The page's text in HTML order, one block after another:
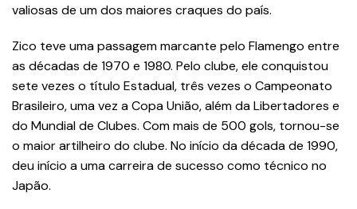
valiosas de um dos maiores craques do país.
Zico teve uma passagem marcante pelo Flamengo entre
as décadas de 1970 e 1980. Pelo clube, ele conquistou
sete vezes o título Estadual, três vezes o Campeonato
Brasileiro, uma vez a Copa União, além da Libertadores e
do Mundial de Clubes. Com mais de 500 gols, tornou-se
o maior artilheiro do clube. No início da década de 1990,
deu início a uma carreira de sucesso como técnico no
Japão.